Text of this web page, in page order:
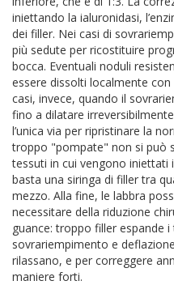
iniettando la ialuronidasi,
dei filler. Nei casi di
più sedute per ricostituire
bocca. Eventuali noduli
essere dissolti localmente
casi, invece, quando il
fino a dilatare
l’unica via per ripristinare la
troppo "pompate" non si può
tessuti in cui vengono iniettati
basta una siringa di filler tra
mezzo. Alla fine, le labbra
necessitare della riduzione
guance: troppo filler espande
sovrariempimento e
rilassano, e per correggere
maniere forti.